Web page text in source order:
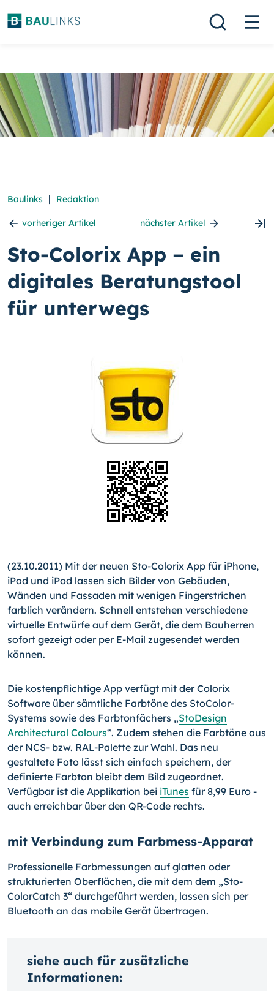
Baulinks | Redaktion
vorheriger Artikel nächster Artikel
Sto-Colorix App – ein
digitales Beratungstool
für unterwegs
(23.10.2011) Mit der neuen Sto-Colorix App für iPhone,
iPad und iPod lassen sich Bilder von Gebäuden,
Wänden und Fassaden mit wenigen Fingerstrichen
farblich verändern. Schnell entstehen verschiedene
virtuelle Entwürfe auf dem Gerät, die dem Bauherren
sofort gezeigt oder per E-Mail zugesendet werden
können.
Die kostenpflichtige App verfügt mit der Colorix
Software über sämtliche Farbtöne des StoColor-
Systems sowie des Farbtonfächers „StoDesign
Architectural Colours“. Zudem stehen die Farbtöne aus
der NCS- bzw. RAL-Palette zur Wahl. Das neu
gestaltete Foto lässt sich einfach speichern, der
definierte Farbton bleibt dem Bild zugeordnet.
Verfügbar ist die Applikation bei iTunes für 8,99 Euro -
auch erreichbar über den QR-Code rechts.
mit Verbindung zum Farbmess-Apparat
Professionelle Farbmessungen auf glatten oder
strukturierten Oberflächen, die mit dem dem „Sto-
ColorCatch 3“ durchgeführt werden, lassen sich per
Bluetooth an das mobile Gerät übertragen.
siehe auch für zusätzliche
Informationen: